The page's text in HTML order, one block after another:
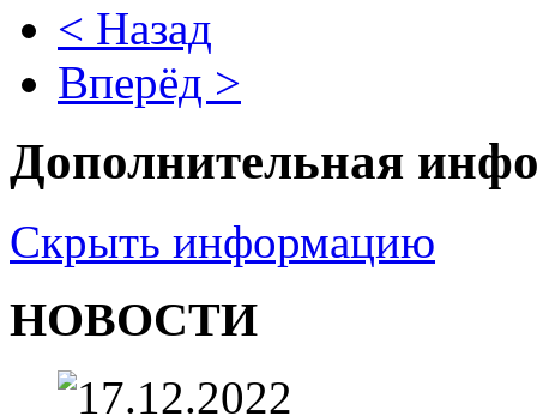
< Назад
Вперёд >
Дополнительная
Скрыть информацию
НОВОСТИ